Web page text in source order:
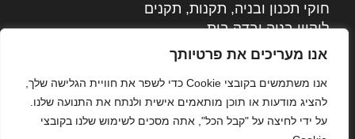
אנו מעריכים את פרטיותך
אנו משתמשים בקובצי Cookie כדי לשפר את חוויית הגלישה שלך,
להציג מודעות או תוכן מותאמים אישית ולנתח את התנועה שלנו.
על ידי לחיצה על "קבל הכל", אתה מסכים לשימוש שלנו בקובצי
חוקי תכנון ובניה, תקנות, תקנים
ליקויי בניה ובדק בית
נדל"ן: זכויות, אגרות ועסקאות
עקרונות ניהול אחזקה מתקדמות
צילום אדריכלי
שיווק נדלן